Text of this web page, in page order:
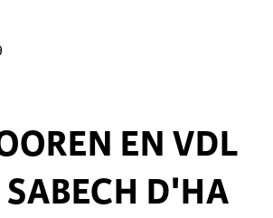
EN VDL
SABECH D'HA